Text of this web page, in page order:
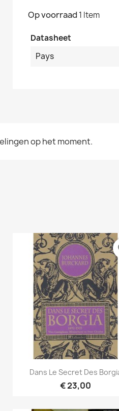
Op voorraad 1 Item
Datasheet
Pays
op het moment.
Snel bekijken
Dans Le Secret Des
€ 23,00